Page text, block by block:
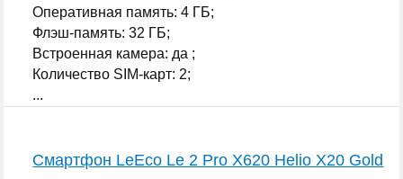
Оперативная память: 4 ГБ;
Флэш-память: 32 ГБ;
Встроенная камера: да ;
Количество SIM-карт: 2;
...
Смартфон LeEco Le 2 Pro X620 Helio X20 Gold